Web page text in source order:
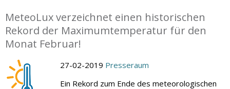
MeteoLux verzeichnet einen historischen
Rekord der Maximumtemperatur für den
Monat Februar!
27-02-2019 Presseraum
Ein Rekord zum Ende des meteorologischen